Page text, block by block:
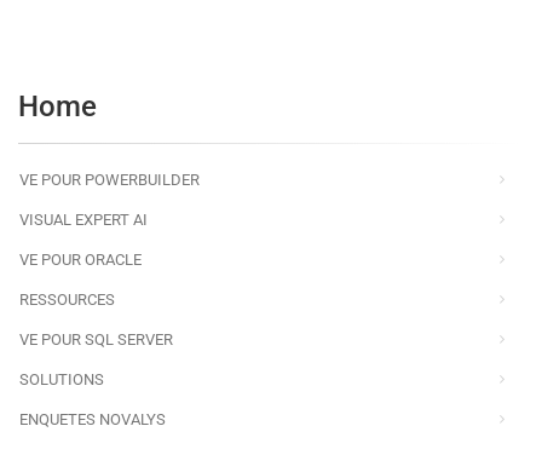
Home
VE POUR POWERBUILDER
VISUAL EXPERT AI
VE POUR ORACLE
RESSOURCES
VE POUR SQL SERVER
SOLUTIONS
ENQUETES NOVALYS